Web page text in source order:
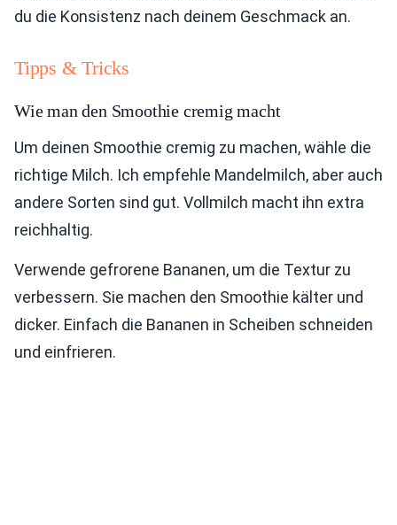
du die Konsistenz nach deinem Geschmack an.
Tipps & Tricks
Wie man den Smoothie cremig macht
Um deinen Smoothie cremig zu machen, wähle die
richtige Milch. Ich empfehle Mandelmilch, aber auch
andere Sorten sind gut. Vollmilch macht ihn extra
reichhaltig.
Verwende gefrorene Bananen, um die Textur zu
verbessern. Sie machen den Smoothie kälter und
dicker. Einfach die Bananen in Scheiben schneiden
und einfrieren.